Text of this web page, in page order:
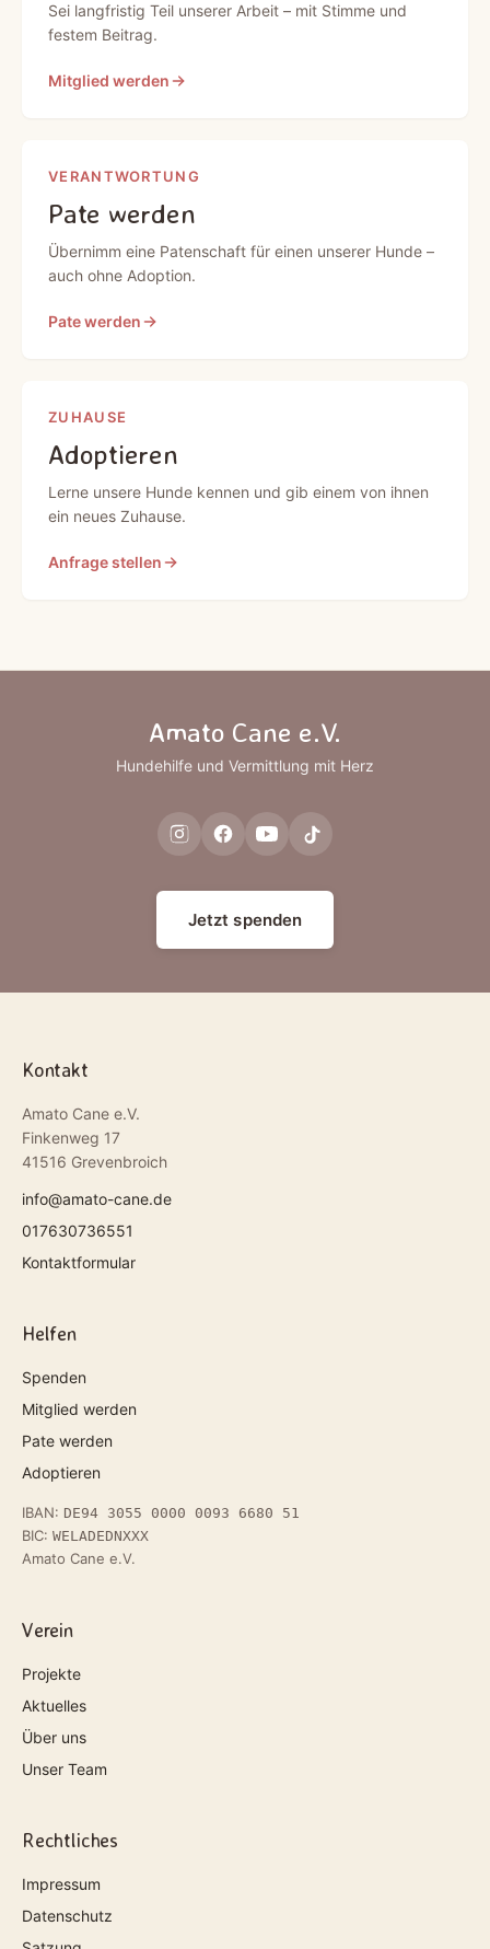
Sei langfristig Teil unserer Arbeit – mit Stimme und
festem Beitrag.
Mitglied werden
VERANTWORTUNG
Pate werden
Übernimm eine Patenschaft für einen unserer Hunde –
auch ohne Adoption.
Pate werden
ZUHAUSE
Adoptieren
Lerne unsere Hunde kennen und gib einem von ihnen
ein neues Zuhause.
Anfrage stellen
Amato Cane e.V.
Hundehilfe und Vermittlung mit Herz
Jetzt spenden
Kontakt
Amato Cane e.V.
Finkenweg 17
41516 Grevenbroich
info@amato-cane.de
017630736551
Kontaktformular
Helfen
Spenden
Mitglied werden
Pate werden
Adoptieren
IBAN: DE94 3055 0000 0093 6680 51
BIC: WELADEDNXXX
Amato Cane e.V.
Verein
Projekte
Aktuelles
Über uns
Unser Team
Rechtliches
Impressum
Datenschutz